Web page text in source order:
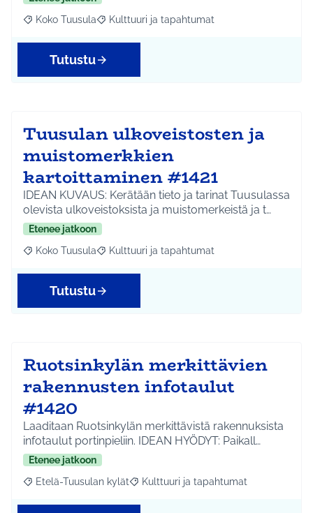
Rajaa tulokset aihepiirin mukaan: Koko Tuusula
Koko Tuusula Rajaa tulokset teeman mukaan: Kulttuuri ja
Kulttuuri ja tapahtumat
Tutustu
Tuusulan ulkoveistosten ja
muistomerkkien
kartoittaminen #1421
IDEAN KUVAUS: Kerätään tieto ja tarinat Tuusulassa
olevista ulkoveistoksista ja muistomerkeistä ja t…
Etenee jatkoon
Rajaa tulokset aihepiirin mukaan: Koko Tuusula
Koko Tuusula Rajaa tulokset teeman mukaan: Kulttuuri ja
Kulttuuri ja tapahtumat
Tutustu
Ruotsinkylän merkittävien
rakennusten infotaulut
#1420
Laaditaan Ruotsinkylän merkittävistä rakennuksista
infotaulut portinpieliin. IDEAN HYÖDYT: Paikall…
Etenee jatkoon
Rajaa tulokset aihepiirin mukaan: Etelä-Tuusulan kylät
Etelä-Tuusulan kylät Rajaa tulokset teeman mukaan:
Kulttuuri ja tapahtumat